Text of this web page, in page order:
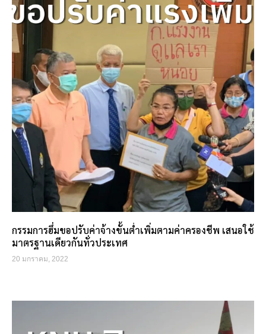
กรรมการฮึ่มขอปรับค่าจ้างขั้นต่ำเพิ่มตามค่าครองชีพ เสนอใช้
มาตรฐานเดียวกันทั่วประเทศ
20 มกราคม, 2022